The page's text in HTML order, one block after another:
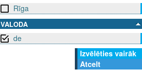
Rīga
VALODA
de
Izvēlēties vairāk
Atcelt